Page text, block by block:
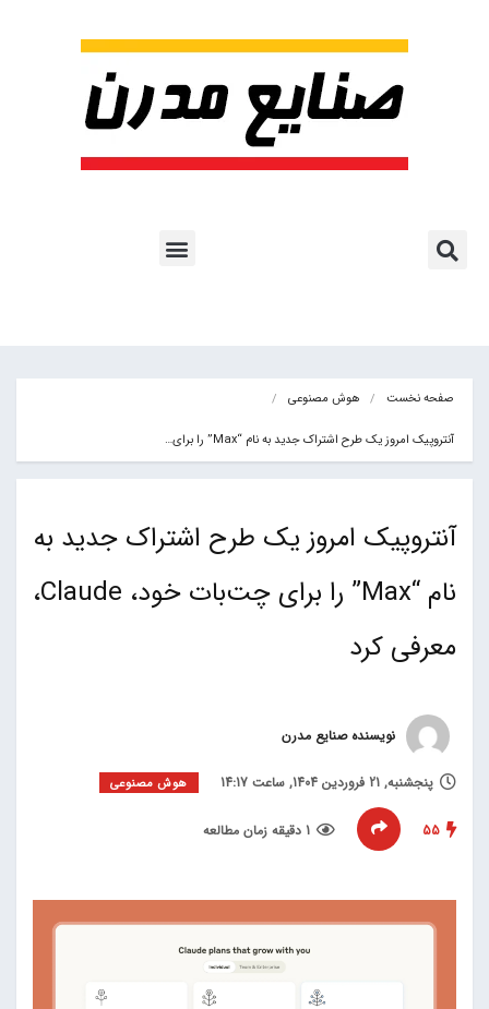
صفحه نخست هوش مصنوعی
آنتروپیک امروز یک طرح اشتراک جدید به نام “Max” را برای…
آنتروپیک امروز یک طرح اشتراک جدید به
نام “Max” را برای چت‌بات خود، Claude،
معرفی کرد
نویسنده صنایع مدرن
پنجشنبه, 21 فروردین 1404, ساعت 14:17 هوش مصنوعی
55 1 دقیقه زمان مطالعه